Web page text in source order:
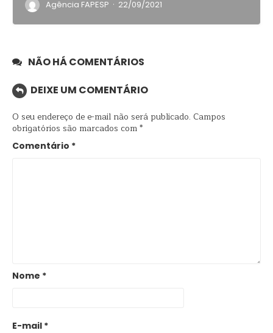
Agência FAPESP · 22/09/2021
NÃO HÁ COMENTÁRIOS
DEIXE UM COMENTÁRIO
O seu endereço de e-mail não será publicado. Campos
obrigatórios são marcados com*
Comentário *
Nome *
E-mail *